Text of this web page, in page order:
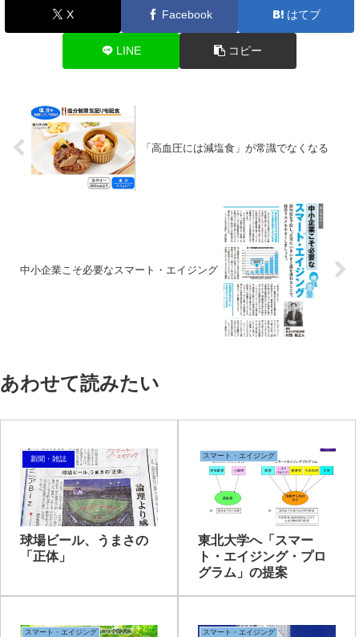
X Facebook はてブ
LINE コピー
「高血圧には減塩食」が常識でなくなる
中小企業こそ必要なスマート・エイジング
あわせて読みたい
新聞・雑誌
球場ビール、うまさの
「正体」
スマート・エイジング
東北大学へ「スマー
ト・エイジング・プロ
グラム」の提案
スマート・エイジング スマート・エイジング